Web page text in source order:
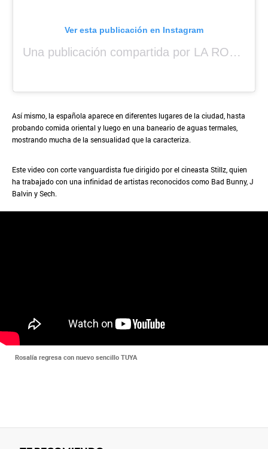
Ver esta publicación en Instagram
Una publicación compartida por LA ROSALÍA (@rosalia.vt)
Así mismo, la española aparece en diferentes lugares de la ciudad, hasta
probando comida oriental y luego en una baneario de aguas termales,
mostrando mucha de la sensualidad que la caracteriza.
Este video con corte vanguardista fue dirigido por el cineasta Stillz, quien
ha trabajado con una infinidad de artistas reconocidos como Bad Bunny, J
Balvin y Sech.
Rosalía regresa con nuevo sencillo TUYA